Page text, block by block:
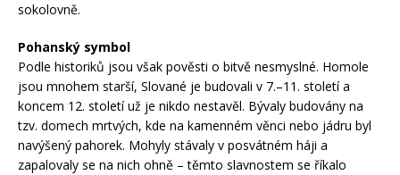
sokolovně.
Pohanský symbol
Podle historiků jsou však pověsti o bitvě nesmyslné. Homole
jsou mnohem starší, Slované je budovali v 7.–11. století a
koncem 12. století už je nikdo nestavěl. Bývaly budovány na
tzv. domech mrtvých, kde na kamenném věnci nebo jádru byl
navýšený pahorek. Mohyly stávaly v posvátném háji a
zapalovaly se na nich ohně – těmto slavnostem se říkalo